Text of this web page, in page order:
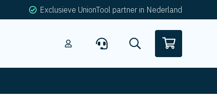
Exclusieve UnionTool partner in Nederland